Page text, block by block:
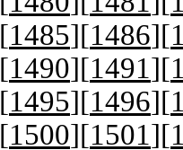
[1485][1486][
[1490][1491][
[1495][1496][
[1500][1501][